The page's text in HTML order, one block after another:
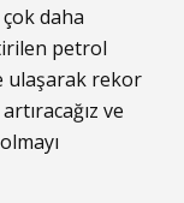
daha
petrol
ulaşarak rekor
ve